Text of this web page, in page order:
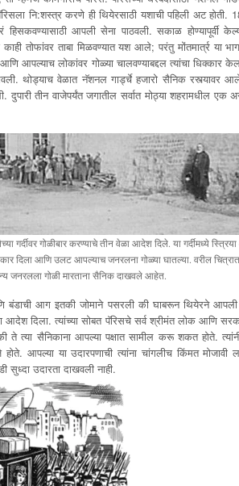
नि:शस्त्र करणे ही थियेरसाठी यशाची पहिली अट होती.
हिसकवण्यासाठी आपली सेना पाठवली. सकाळ होण्यापूर्वी
तोफांवर ताबा मिळवण्यात यश आले; परंतु मोंतमार्त्र या
आपल्याच लोकांवर गोळ्या चालवण्याबद्दल त्यांचा धिक्कार
थोड्याच वेळात नॅशनल गार्ड्चे हजारो सैनिक रस्त्यावर
तीन वाजेपर्यंत जगातील सर्वात मोठ्या शहरामधील एक
गर्दीवर गोळीबार करण्याचे तीन वेळा आदेश दिले. या गर्दीमध्ये
दिला आणि उलट आपल्याच जनरलना गोळ्या घातल्या. वरील
जनरलला गोळी मारताना सैनिक दाखवले आहेत.
आग इतकी जोमाने पसरली की घाबरून थियेरने
दिला. त्यांच्या सोबत पॅरिसचे सर्व श्रीमंत लोक आणि
ते त्या सैनिकाना आपल्या पक्षात सामील करू शकत होते.
होते. आपल्या या उदारपणाची त्यांना चांगलीच किंमत मोजावी
सुध्दा उदारता दाखवली नाही.